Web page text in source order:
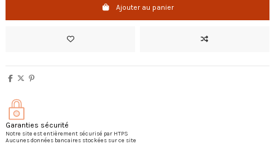
Ajouter au panier
Garanties sécurité
Notre site est entièrement sécurisé par HTPS
Aucunes données bancaires stockées sur ce site